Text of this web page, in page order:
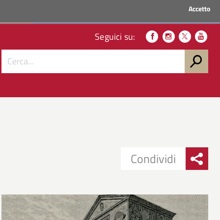
Accetto
Seguici su:
Condividi